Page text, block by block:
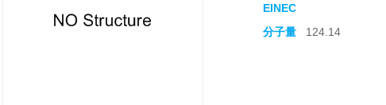
EINEC
分子量
124.14